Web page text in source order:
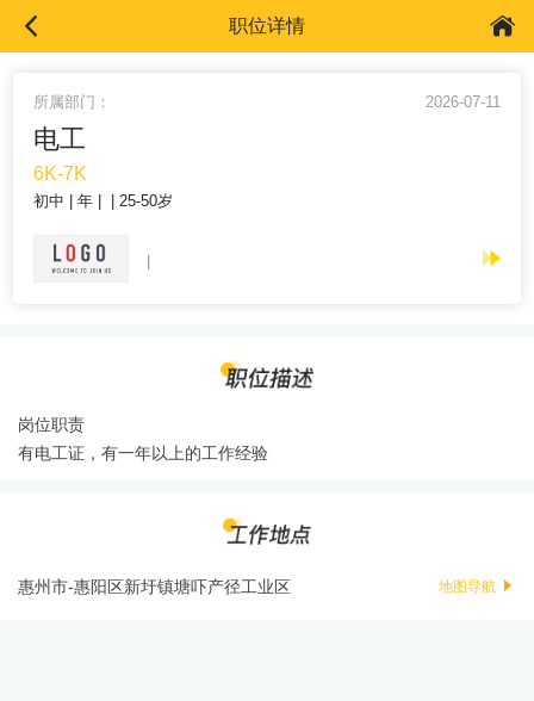
职位详情
所属部门： 2026-07-11
电工
6K-7K
初中 年 25-50岁
岗位职责
有电工证，有一年以上的工作经验
惠州市-惠阳区新圩镇塘吓产径工业区 地图导航